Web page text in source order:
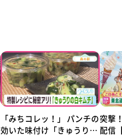
「みちコレッ！」 パンチの
効いた味付け「きゅうりの
突撃
配信